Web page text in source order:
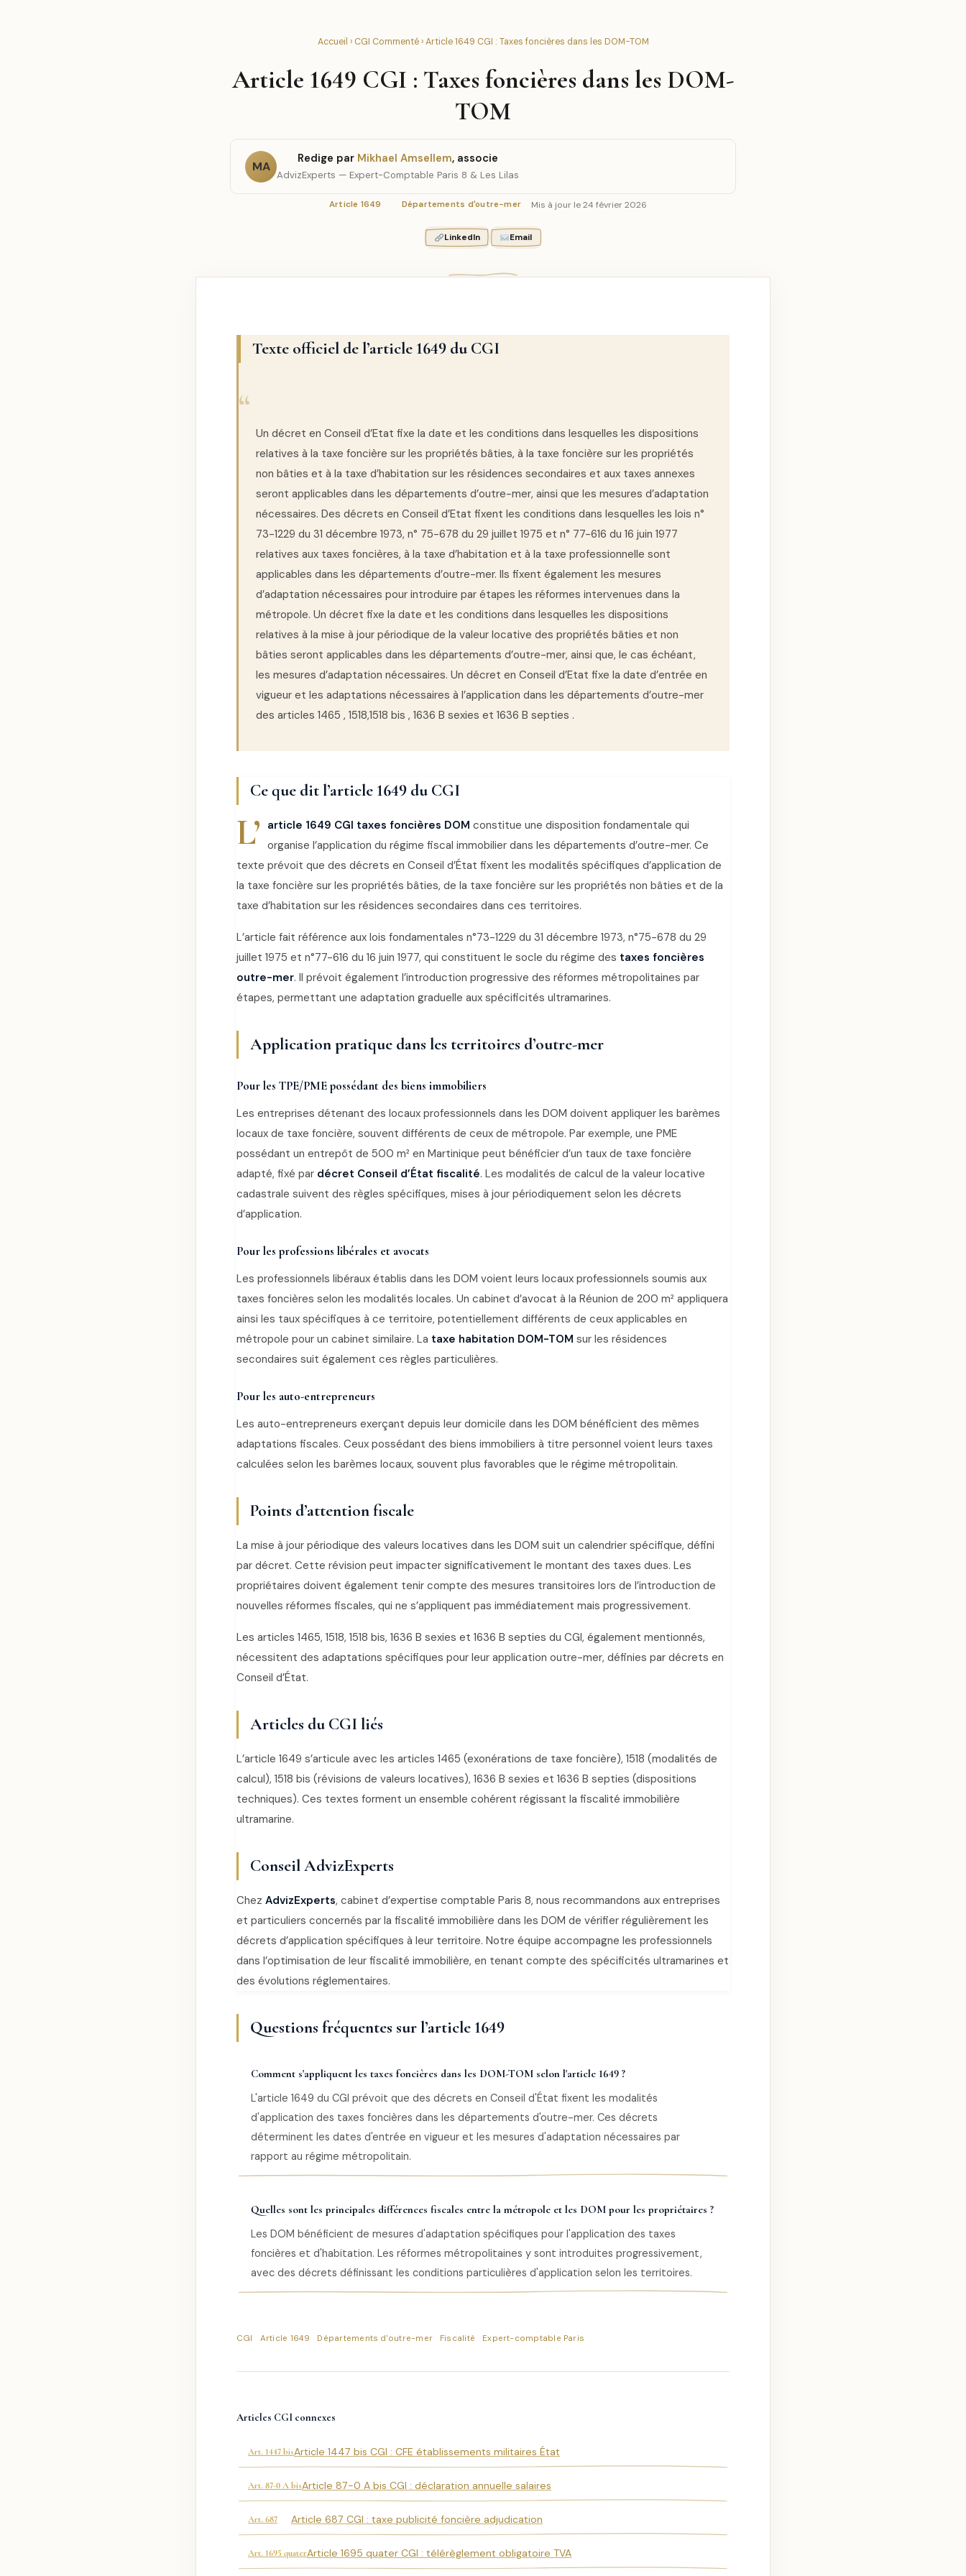
Accueil › CGI Commenté› Article 1649 CGI : Taxes foncières dans les DOM-TOM
Article 1649 CGI : Taxes foncières dans les DOM-
TOM
MA
Redige par Mikhael Amsellem, associe
AdvizExperts — Expert-Comptable Paris 8 & Les Lilas
Article 1649 Départements d'outre-mer Mis à jour le 24 février 2026
LinkedIn Email
Texte officiel de l’article 1649 du CGI
Un décret en Conseil d’Etat fixe la date et les conditions dans lesquelles les dispositions
relatives à la taxe foncière sur les propriétés bâties, à la taxe foncière sur les propriétés
non bâties et à la taxe d’habitation sur les résidences secondaires et aux taxes annexes
seront applicables dans les départements d’outre-mer, ainsi que les mesures d’adaptation
nécessaires. Des décrets en Conseil d’Etat fixent les conditions dans lesquelles les lois n°
73-1229 du 31 décembre 1973, n° 75-678 du 29 juillet 1975 et n° 77-616 du 16 juin 1977
relatives aux taxes foncières, à la taxe d’habitation et à la taxe professionnelle sont
applicables dans les départements d’outre-mer. Ils fixent également les mesures
d’adaptation nécessaires pour introduire par étapes les réformes intervenues dans la
métropole. Un décret fixe la date et les conditions dans lesquelles les dispositions
relatives à la mise à jour périodique de la valeur locative des propriétés bâties et non
bâties seront applicables dans les départements d’outre-mer, ainsi que, le cas échéant,
les mesures d’adaptation nécessaires. Un décret en Conseil d’Etat fixe la date d’entrée en
vigueur et les adaptations nécessaires à l’application dans les départements d’outre-mer
des articles 1465 , 1518,1518 bis , 1636 B sexies et 1636 B septies .
Ce que dit l’article 1649 du CGI
L’ article 1649 CGI taxes foncières DOM constitue une disposition fondamentale qui
organise l’application du régime fiscal immobilier dans les départements d’outre-mer. Ce
texte prévoit que des décrets en Conseil d’État fixent les modalités spécifiques d’application de
la taxe foncière sur les propriétés bâties, de la taxe foncière sur les propriétés non bâties et de la
taxe d’habitation sur les résidences secondaires dans ces territoires.
L’article fait référence aux lois fondamentales n°73-1229 du 31 décembre 1973, n°75-678 du 29
juillet 1975 et n°77-616 du 16 juin 1977, qui constituent le socle du régime des taxes foncières
outre-mer. Il prévoit également l’introduction progressive des réformes métropolitaines par
étapes, permettant une adaptation graduelle aux spécificités ultramarines.
Application pratique dans les territoires d’outre-mer
Pour les TPE/PME possédant des biens immobiliers
Les entreprises détenant des locaux professionnels dans les DOM doivent appliquer les barèmes
locaux de taxe foncière, souvent différents de ceux de métropole. Par exemple, une PME
possédant un entrepôt de 500 m² en Martinique peut bénéficier d’un taux de taxe foncière
adapté, fixé par décret Conseil d’État fiscalité. Les modalités de calcul de la valeur locative
cadastrale suivent des règles spécifiques, mises à jour périodiquement selon les décrets
d’application.
Pour les professions libérales et avocats
Les professionnels libéraux établis dans les DOM voient leurs locaux professionnels soumis aux
taxes foncières selon les modalités locales. Un cabinet d’avocat à la Réunion de 200 m² appliquera
ainsi les taux spécifiques à ce territoire, potentiellement différents de ceux applicables en
métropole pour un cabinet similaire. La taxe habitation DOM-TOM sur les résidences
secondaires suit également ces règles particulières.
Pour les auto-entrepreneurs
Les auto-entrepreneurs exerçant depuis leur domicile dans les DOM bénéficient des mêmes
adaptations fiscales. Ceux possédant des biens immobiliers à titre personnel voient leurs taxes
calculées selon les barèmes locaux, souvent plus favorables que le régime métropolitain.
Points d’attention fiscale
La mise à jour périodique des valeurs locatives dans les DOM suit un calendrier spécifique, défini
par décret. Cette révision peut impacter significativement le montant des taxes dues. Les
propriétaires doivent également tenir compte des mesures transitoires lors de l’introduction de
nouvelles réformes fiscales, qui ne s’appliquent pas immédiatement mais progressivement.
Les articles 1465, 1518, 1518 bis, 1636 B sexies et 1636 B septies du CGI, également mentionnés,
nécessitent des adaptations spécifiques pour leur application outre-mer, définies par décrets en
Conseil d’État.
Articles du CGI liés
L’article 1649 s’articule avec les articles 1465 (exonérations de taxe foncière), 1518 (modalités de
calcul), 1518 bis (révisions de valeurs locatives), 1636 B sexies et 1636 B septies (dispositions
techniques). Ces textes forment un ensemble cohérent régissant la fiscalité immobilière
ultramarine.
Conseil AdvizExperts
Chez AdvizExperts, cabinet d’expertise comptable Paris 8, nous recommandons aux entreprises
et particuliers concernés par la fiscalité immobilière dans les DOM de vérifier régulièrement les
décrets d’application spécifiques à leur territoire. Notre équipe accompagne les professionnels
dans l’optimisation de leur fiscalité immobilière, en tenant compte des spécificités ultramarines et
des évolutions réglementaires.
Questions fréquentes sur l’article 1649
Comment s'appliquent les taxes foncières dans les DOM-TOM selon l'article 1649 ?
L'article 1649 du CGI prévoit que des décrets en Conseil d'État fixent les modalités
d'application des taxes foncières dans les départements d'outre-mer. Ces décrets
déterminent les dates d'entrée en vigueur et les mesures d'adaptation nécessaires par
rapport au régime métropolitain.
Quelles sont les principales différences fiscales entre la métropole et les DOM pour les propriétaires ?
Les DOM bénéficient de mesures d'adaptation spécifiques pour l'application des taxes
foncières et d'habitation. Les réformes métropolitaines y sont introduites progressivement,
avec des décrets définissant les conditions particulières d'application selon les territoires.
CGI Article 1649 Départements d'outre-mer Fiscalité Expert-comptable Paris
Articles CGI connexes
Art. 1447 bisArticle 1447 bis CGI : CFE établissements militaires État
Art. 87-0 A bisArticle 87-0 A bis CGI : déclaration annuelle salaires
Art. 687 Article 687 CGI : taxe publicité foncière adjudication
Art. 1695 quaterArticle 1695 quater CGI : télérèglement obligatoire TVA